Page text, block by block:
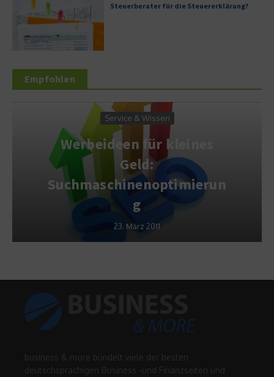
Steuerberater für die Steuererklärung?
Empfohlen
Service & Wissen
Werbeideen für kleines
Geld:
Suchmaschinenoptimierun
23. März 2011
business & more bündelt viele der besten
deutschsprachigen Business -und Finanzseiten und